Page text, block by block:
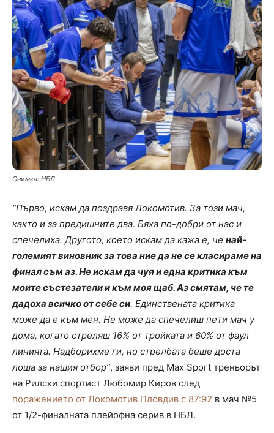
Снимка: НБЛ
“Първо, искам да поздравя Локомотив. За този мач,
както и за предишните два. Бяха по-добри от нас и
спечелиха. Другото, което искам да кажа е, че най-
големият виновник за това ние да не се класираме на
финал съм аз. Не искам да чуя и една критика към
моите състезатели и към моя щаб. Аз смятам, че те
дадоха всичко от себе си. Единствената критика
може да е към мен. Не може да спечелиш пети мач у
дома, когато стреляш 16% от тройката и 60% от фаул
линията. Надборихме ги, но стрелбата беше доста
лоша за нашия отбор”, заяви пред Max Sport треньорът
на Рилски спортист Любомир Киров след
поражението от Локомотив Пловдив с 87:92 в мач №5
от 1/2-финалната плейофна серив в НБЛ.